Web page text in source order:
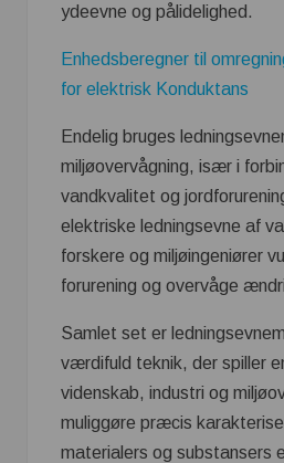
ydeevne og pålidelighed.
Enhedsberegner til
for elektrisk Konduktans
Endelig bruges
miljøovervågning, især i
vandkvalitet og
elektriske ledningsevne af
forskere og miljøingeniører
forurening og overvåge
Samlet set er
værdifuld teknik, der spiller
videnskab, industri og
muliggøre præcis
materialers og substansers